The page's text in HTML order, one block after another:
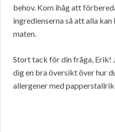
behov. Kom ihåg att
ingredienserna så att alla
maten.
Stort tack för din fråga, Erik!
dig en bra översikt över hur
allergener med